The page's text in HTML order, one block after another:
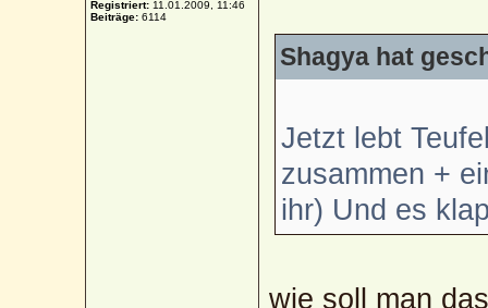
Registriert: 11.01.2009, 11:46
Beiträge: 6114
Shagya hat
Jetzt lebt
zusammen +
ihr) Und es
wie soll man